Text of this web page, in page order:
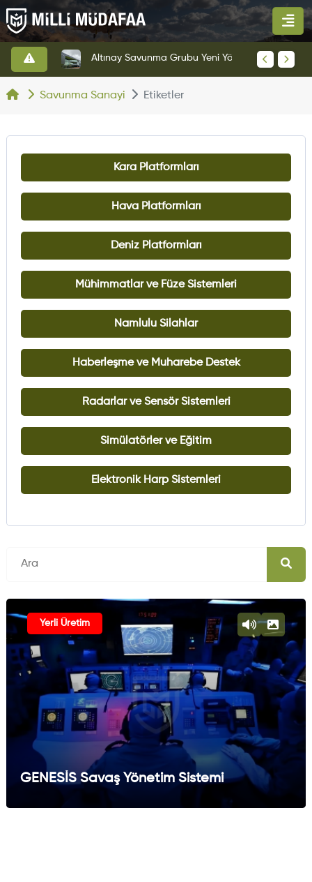
Savunma Sanayi Etiketler
Yerli Üretim
GENESİS Savaş Yönetim Sistemi
Kara Platformları
Hava Platformları
Deniz Platformları
Mühimmatlar ve Füze Sistemleri
Namlulu Silahlar
Haberleşme ve Muharebe Destek
Radarlar ve Sensör Sistemleri
Simülatörler ve Eğitim
Elektronik Harp Sistemleri